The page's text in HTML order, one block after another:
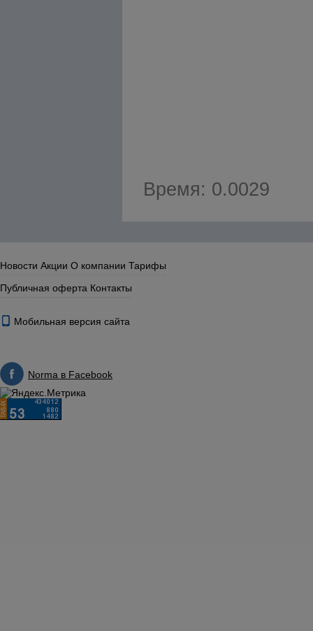
Время: 0.0029
Новости Акции О компании Тарифы
Публичная оферта Контакты
Мобильная версия сайта
Norma в Facebook